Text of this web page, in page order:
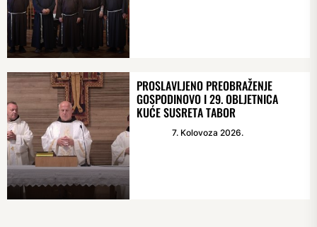
PROSLAVLJENO PREOBRAŽENJE
GOSPODINOVO I 29. OBLJETNICA
KUĆE SUSRETA TABOR
7. Kolovoza 2026.